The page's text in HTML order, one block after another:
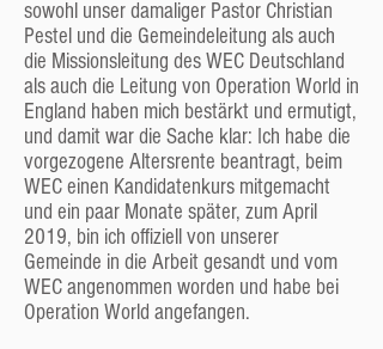
vielen Themen, die in der Gemeinde ständig
anstehen. Wichtige Entscheidungen müssen
allerdings immer von der
Mitgliederversammlung (s. oben) bestätigt
werden.
Die Gemeindeleitung besteht aus den beiden
hauptamtlichen Mitarbeitern der Gemeinde,
dem Pastor und dem Jungendreferent, sowie
drei von der Mitgliederversammlung
gewählten ehrenamtlichen
Gemeindemitgliedern, Männern oder Frauen,
die „Älteste“ genannt werden.
Formaler und offizieller Leiter der Gemeinde ist
sowohl unser damaliger Pastor Christian
Pestel und die Gemeindeleitung als auch
die Missionsleitung des WEC Deutschland
als auch die Leitung von Operation World in
England haben mich bestärkt und ermutigt,
und damit war die Sache klar: Ich habe die
vorgezogene Altersrente beantragt, beim
WEC einen Kandidatenkurs mitgemacht
und ein paar Monate später, zum April
2019, bin ich offiziell von unserer
Gemeinde in die Arbeit gesandt und vom
WEC angenommen worden und habe bei
Operation World angefangen.